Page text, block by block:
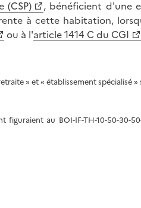
, bénéficient d'une
à cette habitation,
ou à l'article 1414 C du CGI
» et « établissement
au BOI-IF-TH-10-50-30-